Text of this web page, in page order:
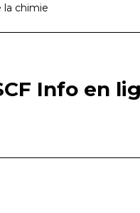
la chimie
Info en